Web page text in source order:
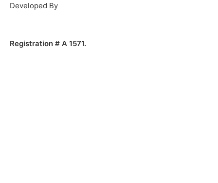
Developed By
Registration # A 1571.